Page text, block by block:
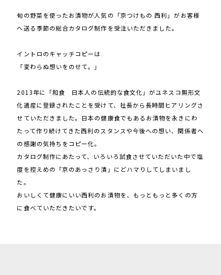
旬の野菜を使ったお漬物が人気の「京つけもの 西利」がお客様
へ送る季節の総合カタログ制作を受注いただきました。
イントロのキャッチコピーは
「変わらぬ想いをのせて。」
2013年に「和食 日本人の伝統的な食文化」がユネスコ無形文
化遺産に登録されたことを受けて、社長から長時間ヒアリングさ
せていただきました。日本の健康食でもあるお漬物を永きにわ
たって作り続けてきた西利のスタンスや今後への想い、関係者へ
の感謝の気持ちをコピー化。
カタログ制作にあたって、いろいろ試食させていただいた中で塩
度を控えめの「京のあっさり漬」にどハマりしてしまいまし
た。
おいしくて健康にいい西利のお漬物を、もっともっと多くの方
に食べていただきたいです。